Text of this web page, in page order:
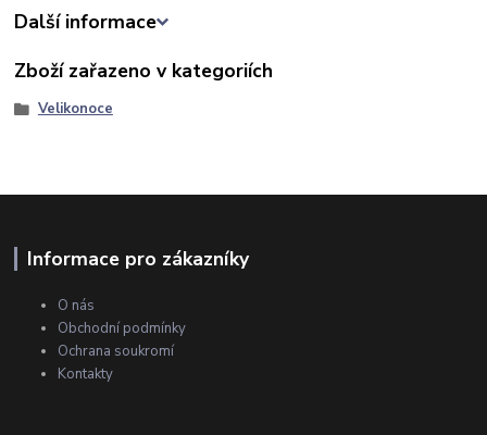
Další informace
Zboží zařazeno v kategoriích
Velikonoce
Informace pro zákazníky
O nás
Obchodní podmínky
Ochrana soukromí
Kontakty